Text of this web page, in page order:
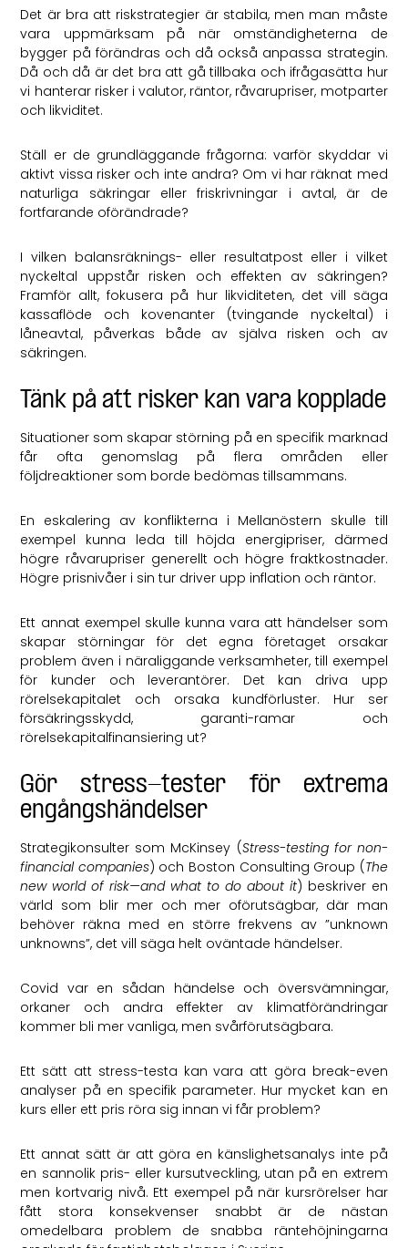
Det är bra att riskstrategier är stabila, men man måste
vara uppmärksam på när omständigheterna de
bygger på förändras och då också anpassa strategin.
Då och då är det bra att gå tillbaka och ifrågasätta hur
vi hanterar risker i valutor, räntor, råvarupriser, motparter
och likviditet.
Ställ er de grundläggande frågorna: varför skyddar vi
aktivt vissa risker och inte andra? Om vi har räknat med
naturliga säkringar eller friskrivningar i avtal, är de
fortfarande oförändrade?
I vilken balansräknings- eller resultatpost eller i vilket
nyckeltal uppstår risken och effekten av säkringen?
Framför allt, fokusera på hur likviditeten, det vill säga
kassaflöde och kovenanter (tvingande nyckeltal) i
låneavtal, påverkas både av själva risken och av
säkringen.
Tänk på att risker kan vara kopplade
Situationer som skapar störning på en specifik marknad
får ofta genomslag på flera områden eller
följdreaktioner som borde bedömas tillsammans.
En eskalering av konflikterna i Mellanöstern skulle till
exempel kunna leda till höjda energipriser, därmed
högre råvarupriser generellt och högre fraktkostnader.
Högre prisnivåer i sin tur driver upp inflation och räntor.
Ett annat exempel skulle kunna vara att händelser som
skapar störningar för det egna företaget orsakar
problem även i näraliggande verksamheter, till exempel
för kunder och leverantörer. Det kan driva upp
rörelsekapitalet och orsaka kundförluster. Hur ser
försäkringsskydd, garanti-ramar och
rörelsekapitalfinansiering ut?
Gör stress-tester för extrema
engångshändelser
Strategikonsulter som McKinsey (Stress-testing for non-
financial companies) och Boston Consulting Group (The
new world of risk—and what to do about it) beskriver en
värld som blir mer och mer oförutsägbar, där man
behöver räkna med en större frekvens av ”unknown
unknowns”, det vill säga helt oväntade händelser.
Covid var en sådan händelse och översvämningar,
orkaner och andra effekter av klimatförändringar
kommer bli mer vanliga, men svårförutsägbara.
Ett sätt att stress-testa kan vara att göra break-even
analyser på en specifik parameter. Hur mycket kan en
kurs eller ett pris röra sig innan vi får problem?
Ett annat sätt är att göra en känslighetsanalys inte på
en sannolik pris- eller kursutveckling, utan på en extrem
men kortvarig nivå. Ett exempel på när kursrörelser har
fått stora konsekvenser snabbt är de nästan
omedelbara problem de snabba räntehöjningarna